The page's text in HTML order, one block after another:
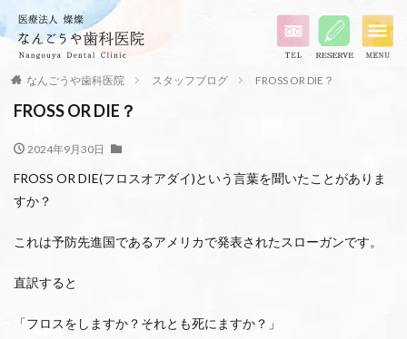
なんごうや歯科医院 スタッフブログ FROSS OR DIE？
FROSS OR DIE？
2024年9月30日
FROSS OR DIE(フロスオアダイ)という言葉を聞いたことがありま
すか？
これは予防先進国であるアメリカで発表されたスローガンです。
直訳すると
「フロスをしますか？それとも死にますか？」